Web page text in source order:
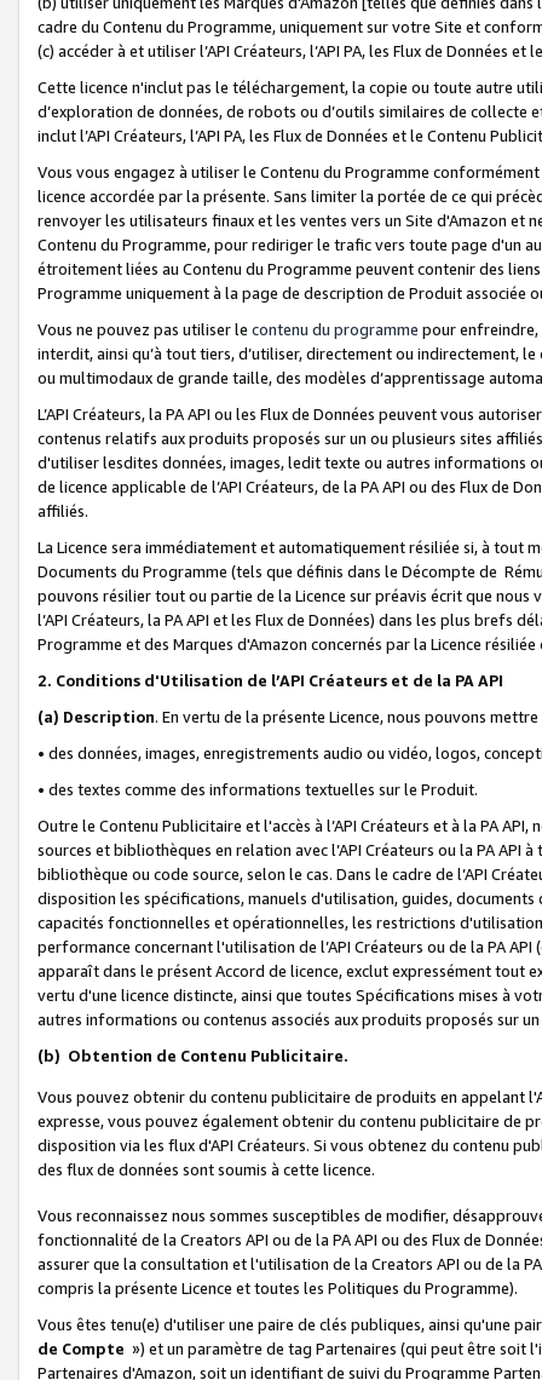
cadre du Contenu du Programme, uniquement sur votre Site et
(c) accéder à et utiliser l’API Créateurs, l’API PA, les Flux de Données
Cette licence n'inclut pas le téléchargement, la copie ou toute autre
d’exploration de données, de robots ou d’outils similaires de
inclut l’API Créateurs, l’API PA, les Flux de Données et le Contenu
Vous vous engagez à utiliser le Contenu du Programme
licence accordée par la présente. Sans limiter la portée de ce qui
renvoyer les utilisateurs finaux et les ventes vers un Site d'Amazon et
Contenu du Programme, pour rediriger le trafic vers toute page d'un
étroitement liées au Contenu du Programme peuvent contenir des
Programme uniquement à la page de description de Produit associée
Vous ne pouvez pas utiliser le contenu du programme pour
interdit, ainsi qu’à tout tiers, d’utiliser, directement ou indirectement,
ou multimodaux de grande taille, des modèles d’apprentissage
L’API Créateurs, la PA API ou les Flux de Données peuvent vous
contenus relatifs aux produits proposés sur un ou plusieurs sites
d'utiliser lesdites données, images, ledit texte ou autres informations
de licence applicable de l’API Créateurs, de la PA API ou des Flux de
affiliés.
La Licence sera immédiatement et automatiquement résiliée si, à
Documents du Programme (tels que définis dans le Décompte de
pouvons résilier tout ou partie de la Licence sur préavis écrit que
l’API Créateurs, la PA API et les Flux de Données) dans les plus
Programme et des Marques d'Amazon concernés par la Licence
2. Conditions d'Utilisation de l’API Créateurs et de la PA API
(a) Description. En vertu de la présente Licence, nous pouvons
• des données, images, enregistrements audio ou vidéo, logos,
• des textes comme des informations textuelles sur le Produit.
Outre le Contenu Publicitaire et l'accès à l’API Créateurs et à la PA
sources et bibliothèques en relation avec l’API Créateurs ou la PA
bibliothèque ou code source, selon le cas. Dans le cadre de l’API
disposition les spécifications, manuels d'utilisation, guides,
capacités fonctionnelles et opérationnelles, les restrictions
performance concernant l'utilisation de l’API Créateurs ou de la PA
apparaît dans le présent Accord de licence, exclut expressément tout
vertu d'une licence distincte, ainsi que toutes Spécifications mises à
autres informations ou contenus associés aux produits proposés sur
(b) Obtention de Contenu Publicitaire.
Vous pouvez obtenir du contenu publicitaire de produits en appelant
expresse, vous pouvez également obtenir du contenu publicitaire de
disposition via les flux d'API Créateurs. Si vous obtenez du contenu
des flux de données sont soumis à cette licence.
Vous reconnaissez nous sommes susceptibles de modifier,
fonctionnalité de la Creators API ou de la PA API ou des Flux de
assurer que la consultation et l'utilisation de la Creators API ou de la
compris la présente Licence et toutes les Politiques du Programme).
Vous êtes tenu(e) d'utiliser une paire de clés publiques, ainsi qu'une
de Compte ») et un paramètre de tag Partenaires (qui peut être soit
Partenaires d'Amazon, soit un identifiant de suivi du Programme